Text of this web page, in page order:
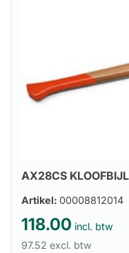
AX28CS
Artikel: 00008812014
118.00 incl. btw
97.52 excl. btw